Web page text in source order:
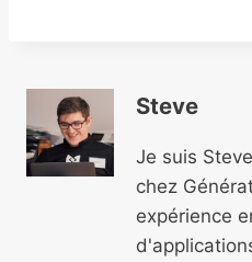
Steve
Je suis
chez
expérience